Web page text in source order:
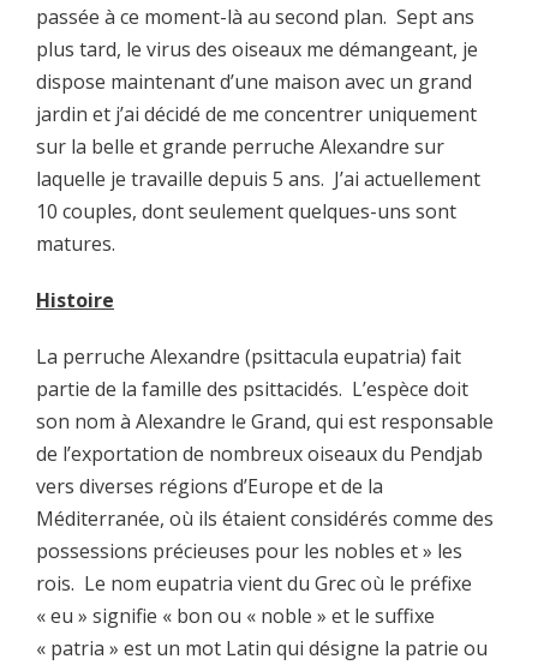
passée à ce moment-là au second plan. Sept ans
plus tard, le virus des oiseaux me démangeant, je
dispose maintenant d’une maison avec un grand
jardin et j’ai décidé de me concentrer uniquement
sur la belle et grande perruche Alexandre sur
laquelle je travaille depuis 5 ans. J’ai actuellement
10 couples, dont seulement quelques-uns sont
matures.
Histoire
La perruche Alexandre (psittacula eupatria) fait
partie de la famille des psittacidés. L’espèce doit
son nom à Alexandre le Grand, qui est responsable
de l’exportation de nombreux oiseaux du Pendjab
vers diverses régions d’Europe et de la
Méditerranée, où ils étaient considérés comme des
possessions précieuses pour les nobles et » les
rois. Le nom eupatria vient du Grec où le préfixe
« eu » signifie « bon ou « noble » et le suffixe
« patria » est un mot Latin qui désigne la patrie ou